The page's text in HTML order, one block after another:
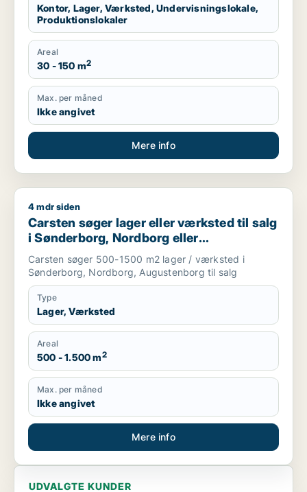
Kontor, Lager, Værksted, Undervisningslokale,
Produktionslokaler
Areal
30 - 150 m2
Max. per måned
Ikke angivet
Mere info
Carsten søger lager eller værksted til salg i Sønderborg,
4 mdr siden
Carsten søger lager eller værksted til salg
i Sønderborg, Nordborg eller
Augustenborg
Carsten søger 500-1500 m2 lager / værksted i
Sønderborg, Nordborg, Augustenborg til salg
Type
Lager, Værksted
Areal
500 - 1.500 m2
Max. per måned
Ikke angivet
Mere info
UDVALGTE KUNDER